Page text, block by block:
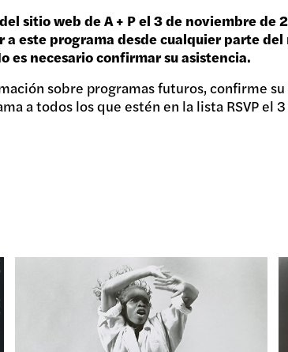
sitio web de A + P el 3 de noviembre de
este programa desde cualquier parte
es necesario confirmar su asistencia.
sobre programas futuros, confirme su
a todos los que estén en la lista RSVP el